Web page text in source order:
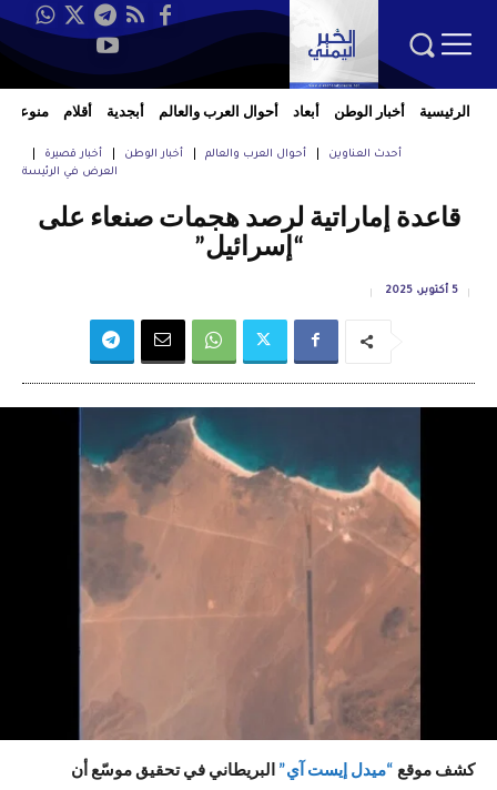
الرئيسية أخبار الوطن أبعاد أحوال العرب والعالم أبجدية أقلام منوعات
أحدث العناوين أحوال العرب والعالم أخبار الوطن
أخبار قصيرة
العرض في الرئيسة
قاعدة إماراتية لرصد هجمات صنعاء على
“إسرائيل”
5 أكتوبر، 2025
كشف موقع “ميدل إيست آي” البريطاني في تحقيق موسّع أن